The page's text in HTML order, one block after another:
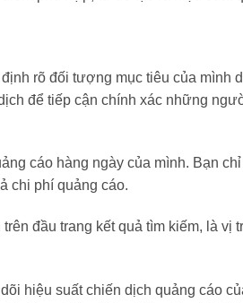
rõ đối tượng mục tiêu của mình
để tiếp cận chính xác những
cáo hàng ngày của mình. Bạn
chi phí quảng cáo.
đầu trang kết quả tìm kiếm, là vị
hiệu suất chiến dịch quảng cáo